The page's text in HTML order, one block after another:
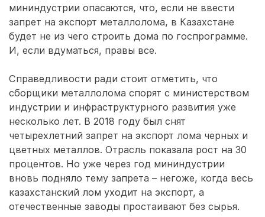
мининдустрии опасаются, что, если не ввести
запрет на экспорт металлолома, в Казахстане
будет не из чего строить дома по госпрограмме.
И, если вдуматься, правы все.
Справедливости ради стоит отметить, что
сборщики металлолома спорят с министерством
индустрии и инфраструктурного развития уже
несколько лет. В 2018 году был снят
четырехлетний запрет на экспорт лома черных и
цветных металлов. Отрасль показала рост на 30
процентов. Но уже через год мининдустрии
вновь подняло тему запрета – негоже, когда весь
казахстанский лом уходит на экспорт, а
отечественные заводы простаивают без сырья.